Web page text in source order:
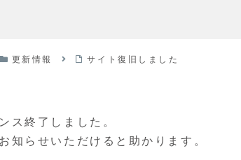
更新情報 サイト復旧しました
ス終了しました。
知らせいただけると助かります。